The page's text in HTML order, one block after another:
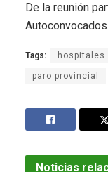
De la reunión
Autoconvocados.
Tags: hospitales
paro provincial
Noticias